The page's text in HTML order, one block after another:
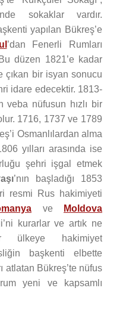
sokaklar vardır.
yapılan Bükreş’e
’dan Fenerli Rumları
düzen 1821’e kadar
çıkan bir isyan sonucu
idare edecektir. 1813-
veba nüfusun hızlı bir
1716, 1737 ve 1789
Osmanlılardan alma
yılları arasında ise
şehri işgal etmek
’nın başladığı 1853
resmi Rus hakimiyeti
ve
Moldova
kurarlar ve artık ne
ülkeye hakimiyet
başkenti elbette
atlatan Bükreş’te nüfus
yeni ve kapsamlı